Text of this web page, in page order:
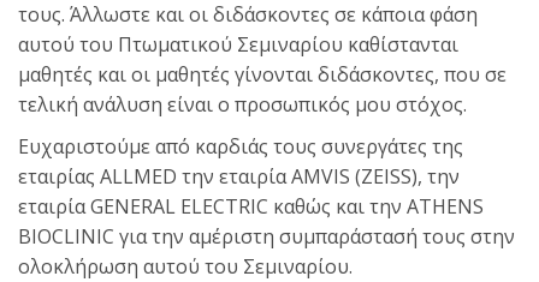
τους. Άλλωστε και οι διδάσκοντες σε κάποια φάση
αυτού του Πτωματικού Σεμιναρίου καθίστανται
μαθητές και οι μαθητές γίνονται διδάσκοντες, που σε
τελική ανάλυση είναι ο προσωπικός μου στόχος.
Ευχαριστούμε από καρδιάς τους συνεργάτες της
εταιρίας ALLMED την εταιρία AMVIS (ZEISS), την
εταιρία GENERAL ELECTRIC καθώς και την ATHENS
BIOCLINIC για την αμέριστη συμπαράστασή τους στην
ολοκλήρωση αυτού του Σεμιναρίου.